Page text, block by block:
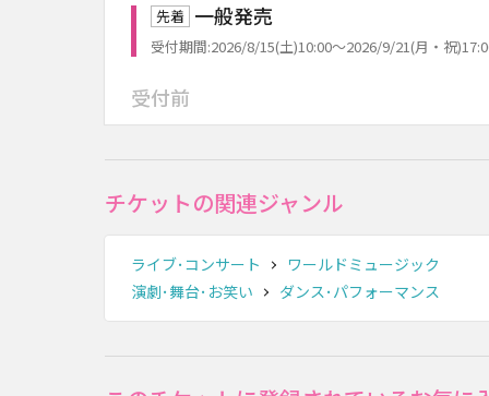
先着 一般発売
受付期間:2026/8/15(土)10:00～2026/9/21(月・祝
受付前
チケットの関連ジャンル
ライブ･コンサート
ワールドミュージック
演劇･舞台･お笑い
ダンス･パフォーマンス